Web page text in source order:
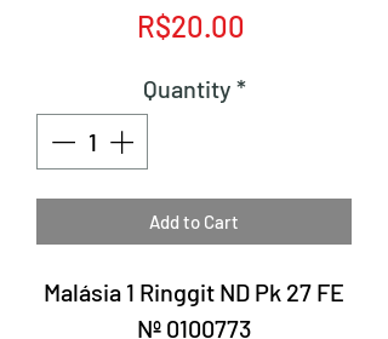
R$20.00
Quantity *
Add to Cart
Malásia 1 Ringgit ND Pk 27 FE
Nº 0100773